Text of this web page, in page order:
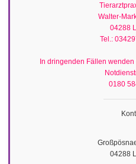
Walter-
04288
Tel.:
In dringenden Fällen
0180
04288